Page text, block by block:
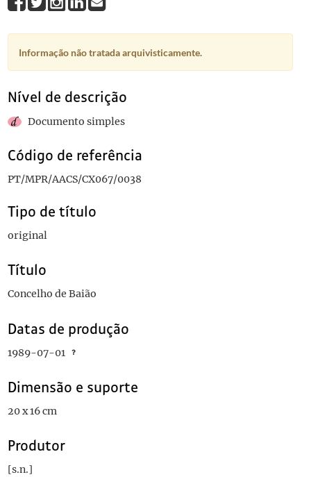
Informação não tratada arquivisticamente.
Nível de descrição
Documento simples
Código de referência
PT/MPR/AACS/CX067/0038
Tipo de título
original
Título
Concelho de Baião
Datas de produção
1989-07-01
Dimensão e suporte
20 x 16 cm
Produtor
[s.n.]